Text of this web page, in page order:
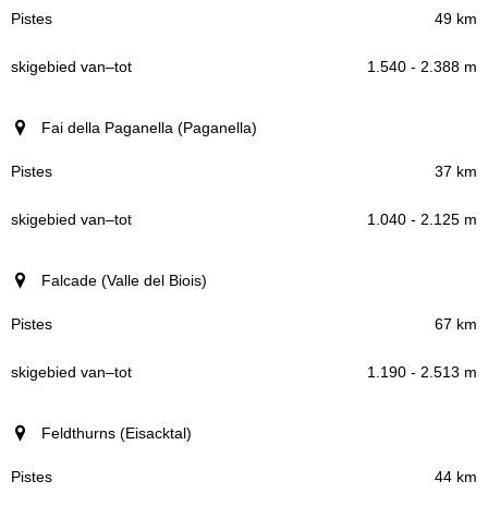
49 km
1.540 - 2.388 m
Fai della Paganella (Paganella)
37 km
1.040 - 2.125 m
Falcade (Valle del Biois)
67 km
1.190 - 2.513 m
Feldthurns (Eisacktal)
44 km